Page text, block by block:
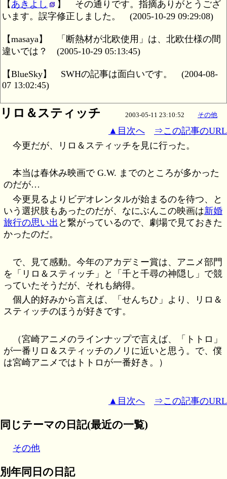
【 あきよし 】 その通りです。指摘ありがとうござ
います。誤字修正しました。
(2005-10-29 09:29:08)
【masaya】
「断熱材が北欧使用」は、北欧仕様の間
違いでは？
(2005-10-29 05:13:45)
【BlueSky】 SWHの記事は面白いです。
(2004-08-
07 13:02:45)
リロ＆スティッチ 2003-05-11 23:10:52 その他
▲目次へ
⇒この記事のURL
今更だが、リロ＆スティッチを見に行った。
本当は春休み映画で G.W. までのところが多かった
のだが…
今更見るよりビデオレンタルが始まるのを待つ、と
いう選択肢もあったのだが、なにぶんこの映画は新婚
旅行の思い出 と繋がっているので、劇場で見ておきた
かったのだ。
で、見て感動。今年のアカデミー賞は、アニメ部門
を「リロ＆スティッチ」と「千と千尋の神隠し」で競
っていたそうだが、それも納得。
個人的好みから言えば、「せんちひ」より、リロ＆
スティッチのほうが好きです。
（宮崎アニメのラインナップで言えば、「トトロ」
が一番リロ＆スティッチのノリに近いと思う。で、僕
は宮崎アニメではトトロが一番好き。）
▲目次へ ⇒この記事のURL
同じテーマの日記(最近の一覧)
その他
別年同日の日記